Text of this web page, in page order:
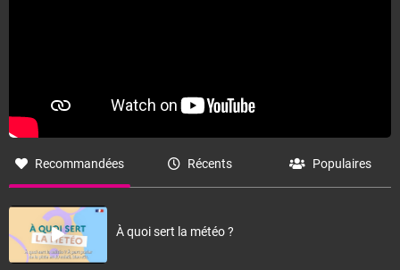
Recommandées Récents Populaires
À quoi sert la météo ?